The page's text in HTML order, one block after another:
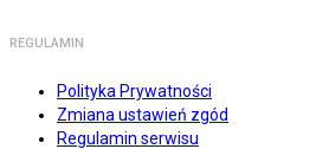
REGULAMIN
Polityka Prywatności
Zmiana ustawień zgód
Regulamin serwisu